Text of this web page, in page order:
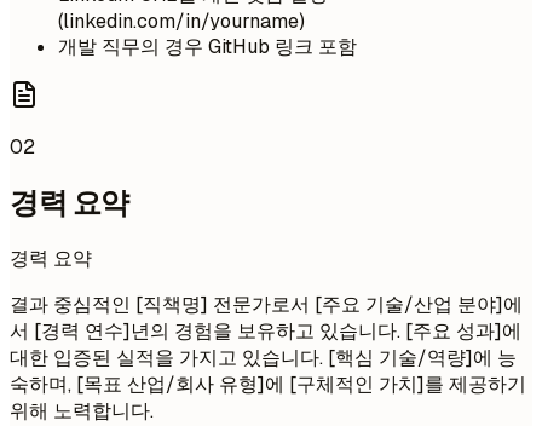
(linkedin.com/in/yourname)
개발 직무의 경우 GitHub 링크 포함
02
경력 요약
경력 요약
결과 중심적인 [직책명] 전문가로서 [주요 기술/산업 분야]에
서 [경력 연수]년의 경험을 보유하고 있습니다. [주요 성과]에
대한 입증된 실적을 가지고 있습니다. [핵심 기술/역량]에 능
숙하며, [목표 산업/회사 유형]에 [구체적인 가치]를 제공하기
위해 노력합니다.